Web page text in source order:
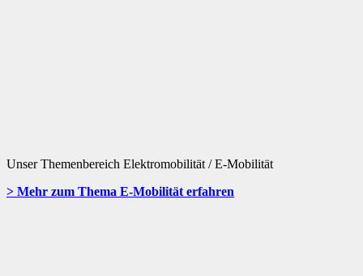
Unser Themenbereich Elektromobilität / E-Mobilität
> Mehr zum Thema E-Mobilität erfahren